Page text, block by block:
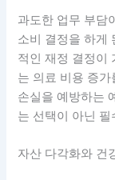
과도한 업무 부담
소비 결정을 하게
적인 재정 결정이
는 의료 비용 증
손실을 예방하는
는 선택이 아닌 필
자산 다각화와 건